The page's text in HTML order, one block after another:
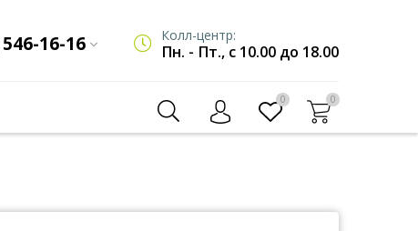
546-16-16 Колл-центр:
Пн. - Пт., с 10.00 до 18.00
0
0